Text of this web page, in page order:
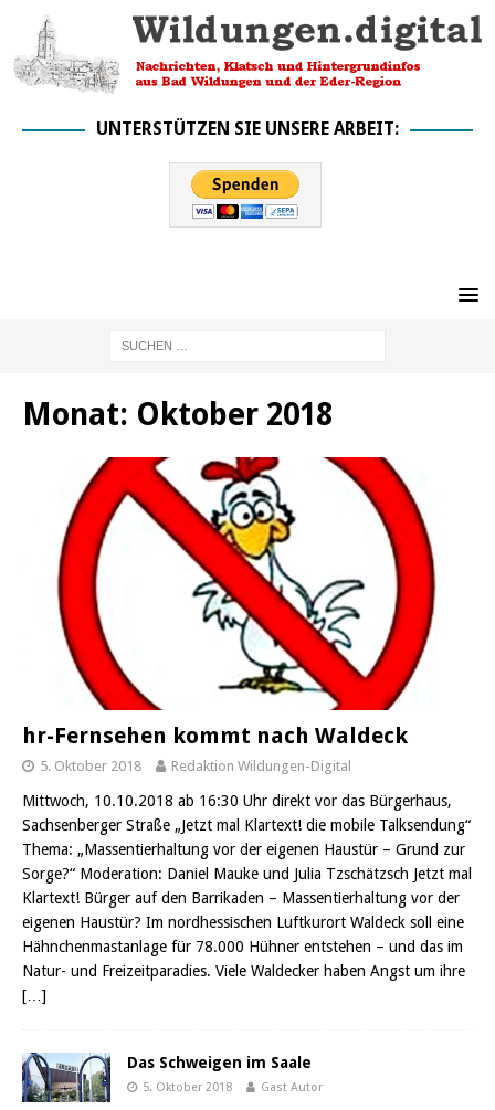
UNTERSTÜTZEN SIE UNSERE ARBEIT:
Monat: Oktober 2018
hr-Fernsehen kommt nach Waldeck
5. Oktober 2018 Redaktion Wildungen-Digital
Mittwoch, 10.10.2018 ab 16:30 Uhr direkt vor das Bürgerhaus,
Sachsenberger Straße „Jetzt mal Klartext! die mobile Talksendung“
Thema: „Massentierhaltung vor der eigenen Haustür – Grund zur
Sorge?“ Moderation: Daniel Mauke und Julia Tzschätzsch Jetzt mal
Klartext! Bürger auf den Barrikaden – Massentierhaltung vor der
eigenen Haustür? Im nordhessischen Luftkurort Waldeck soll eine
Hähnchenmastanlage für 78.000 Hühner entstehen – und das im
Natur- und Freizeitparadies. Viele Waldecker haben Angst um ihre
[…]
Das Schweigen im Saale
5. Oktober 2018 Gast Autor